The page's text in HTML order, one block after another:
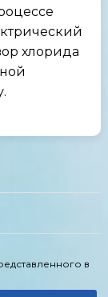
хлорида
в